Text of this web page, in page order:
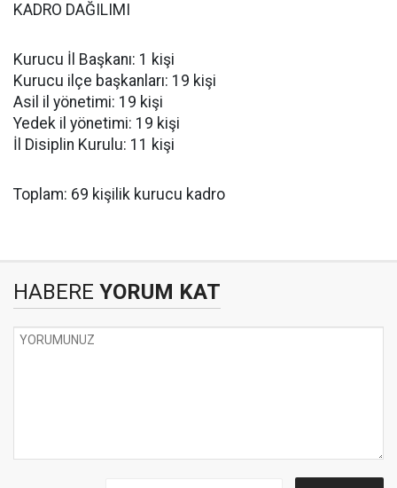
KADRO DAĞILIMI
Kurucu İl Başkanı: 1 kişi
Kurucu ilçe başkanları: 19 kişi
Asil il yönetimi: 19 kişi
Yedek il yönetimi: 19 kişi
İl Disiplin Kurulu: 11 kişi
Toplam: 69 kişilik kurucu kadro
HABERE YORUM KAT